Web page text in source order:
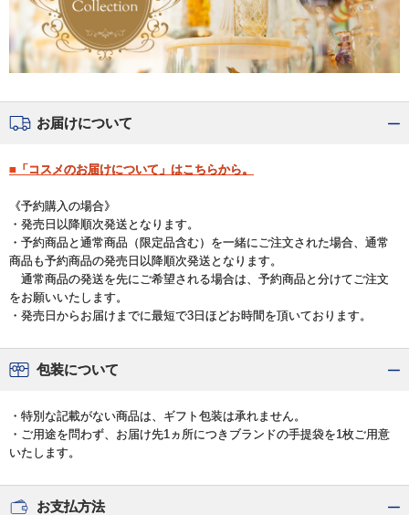
お届けについて
■「コスメのお届けについて」はこちらから。
《予約購入の場合》
・発売日以降順次発送となります。
・予約商品と通常商品（限定品含む）を一緒にご注文された場合、通常
商品も予約商品の発売日以降順次発送となります。
通常商品の発送を先にご希望される場合は、予約商品と分けてご注文
をお願いいたします。
・発売日からお届けまでに最短で3日ほどお時間を頂いております。
包装について
・特別な記載がない商品は、ギフト包装は承れません。
・ご用途を問わず、お届け先1ヵ所につきブランドの手提袋を1枚ご用意
いたします。
お支払方法